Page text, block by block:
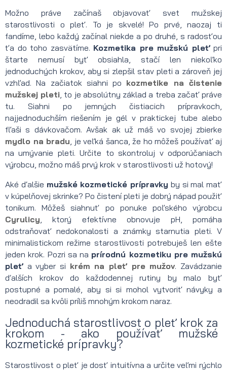
Možno práve začínaš objavovať svet mužskej
starostlivosti o pleť. To je skvelé! Po prvé, naozaj ti
fandíme, lebo každý začínal niekde a po druhé, s radosťou
ťa do toho zasvätíme. Kozmetika pre mužskú pleťpri
štarte nemusí byť obsiahla, stačí len niekoľko
jednoduchých krokov, aby si zlepšil stav pleti a zároveň jej
vzhľad. Na začiatok siahni po kozmetike na čistenie
mužskej pleti, to je absolútny základ a treba začať práve
tu. Siahni po jemných čistiacich prípravkoch,
najjednoduchším riešením je gél v praktickej tube alebo
fľaši s dávkovačom. Avšak ak už máš vo svojej zbierke
mydlo na bradu, je veľká šanca, že ho môžeš používať aj
na umývanie pleti. Určite to skontroluj v odporúčaniach
výrobcu, možno máš prvý krok v starostlivosti už hotový!
Aké ďalšie mužské kozmetické prípravky by si mal mať
v kúpelňovej skrinke? Po čistení pleti je dobrý nápad použiť
tonikum. Môžeš siahnuť po ponuke poľského výrobcu
Cyrulicy, ktorý efektívne obnovuje pH, pomáha
odstraňovať nedokonalosti a známky starnutia pleti. V
minimalistickom režime starostlivosti potrebuješ len ešte
jeden krok. Pozri sa na prírodnú kozmetiku pre mužskú
pleť a vyber si krém na pleť pre mužov. Zavádzanie
ďalších krokov do každodennej rutiny by malo byť
postupné a pomalé, aby si si mohol vytvoriť návyky a
neodradil sa kvôli príliš mnohým krokom naraz.
Jednoduchá starostlivost o pleť krok za
krokom - ako používať mužské
kozmetické prípravky?
Starostlivost o pleť je dosť intuitívna a určite veľmi rýchlo